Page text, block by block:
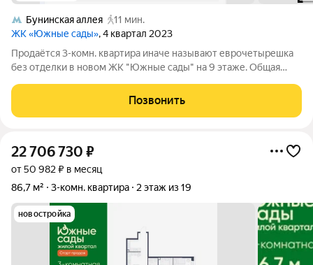
Бунинская аллея
11 мин.
ЖК «Южные сады», 4 квартал 2023
Продаётся 3-комн. квартира иначе называют евpочетырешка
без отделки в новом ЖК "Южные сады" на 9 этаже. Общая
блочный, высотой 23 этаж. Окна на частный сектор и во двор. 2
уровня подземного
Позвонить
22 706 730 ₽
от 50 982 ₽ в месяц
86,7 м²
3-комн. квартира 2 этаж из 19
новостройка